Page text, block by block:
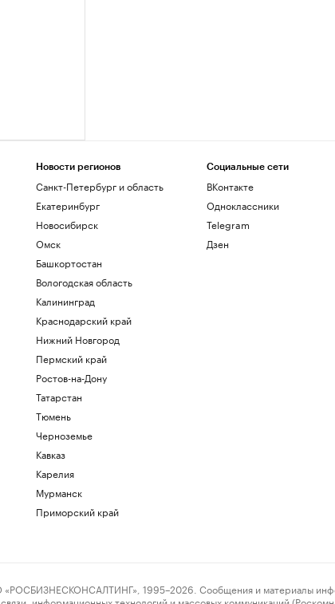
Новости регионов
Санкт-Петербург и область
Екатеринбург
Новосибирск
Омск
Башкортостан
Вологодская область
Калининград
Краснодарский край
Нижний Новгород
Пермский край
Ростов-на-Дону
Татарстан
Тюмень
Черноземье
Кавказ
Карелия
Мурманск
Приморский край
Социальные сети
ВКонтакте
Одноклассники
Telegram
Дзен
1995–2026. Сообщения и материалы